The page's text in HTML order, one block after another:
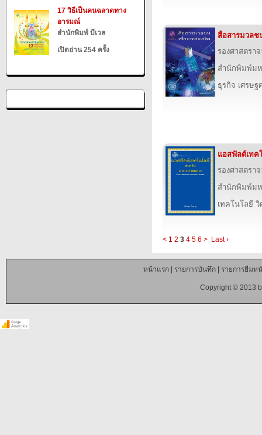
17 วิธีเป็นคนฉลาดทาง
อารมณ์
สำนักพิมพ์ บีเวล
เปิดอ่าน 254 ครั้ง
สื่อสารมวลช
รองศาสตรา
สำนักพิมพ์มห
ธุรกิจ เศรษฐ
แอสฟัลต์เทค
รองศาสตรา
สำนักพิมพ์มห
เทคโนโลยี
< 1 2 3 4 5 6 > Last ›
หน้าแรก| รายการบันทึก| รายการยืมห
Copyright © 2013